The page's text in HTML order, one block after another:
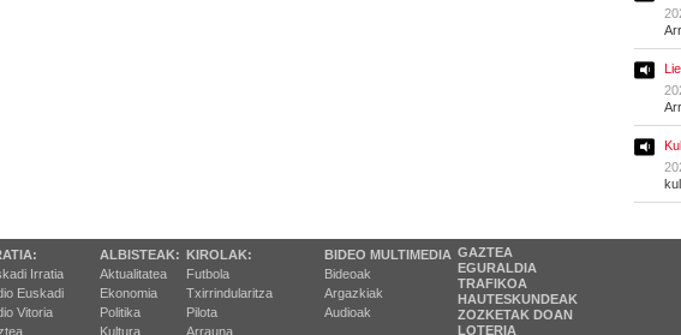
Irratia
Euskadi
Vitoria
ALBISTEAK:
Aktualitatea
Ekonomia
Politika
Kultura
KIROLAK:
Futbola
Txirrindularitza
Pilota
Arrauna
BIDEO MULTIMEDIA
Bideoak
Argazkiak
Audioak
GAZTEA
EGURALDIA
TRAFIKOA
HAUTESKUNDEAK
ZOZKETAK DOAN
LOTERIA